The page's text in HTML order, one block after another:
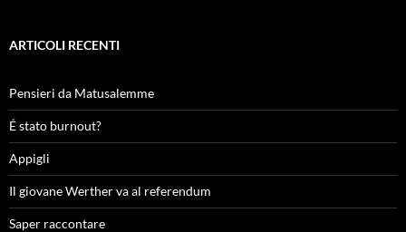
ARTICOLI RECENTI
Pensieri da Matusalemme
É stato burnout?
Appigli
Il giovane Werther va al referendum
Saper raccontare